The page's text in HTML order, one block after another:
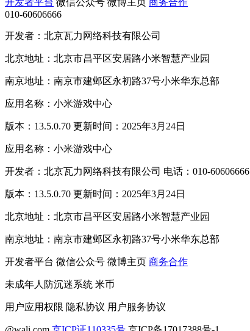
010-60606666
开发者：北京瓦力网络科技有限公司
北京地址：北京市昌平区安居路小米智慧产业园
南京地址：南京市建邺区永初路37号小米华东总部
应用名称：小米游戏中心
版本：13.5.0.70 更新时间：2025年3月24日
应用名称：小米游戏中心
开发者：北京瓦力网络科技有限公司 电话：010-60606666
版本：13.5.0.70 更新时间：2025年3月24日
北京地址：北京市昌平区安居路小米智慧产业园
南京地址：南京市建邺区永初路37号小米华东总部
开发者平台 微信公众号 微博主页 商务合作
未成年人防沉迷系统 米币
用户应用权限 隐私协议 用户服务协议